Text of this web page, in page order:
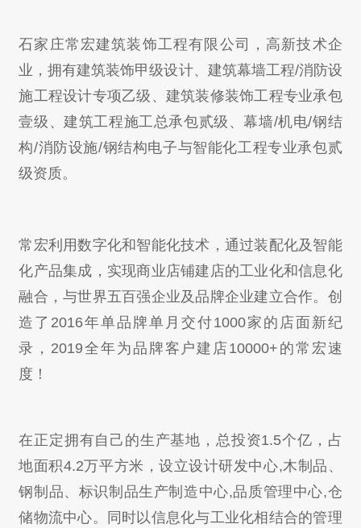
石家庄常宏建筑装饰工程有限公司，高新技术企
业，拥有建筑装饰甲级设计、建筑幕墙工程/消防设
施工程设计专项乙级、建筑装修装饰工程专业承包
壹级、建筑工程施工总承包贰级、幕墙/机电/钢结
构/消防设施/钢结构电子与智能化工程专业承包贰
级资质。
常宏利用数字化和智能化技术，通过装配化及智能
化产品集成，实现商业店铺建店的工业化和信息化
融合，与世界五百强企业及品牌企业建立合作。创
造了2016年单品牌单月交付1000家的店面新纪
录，2019全年为品牌客户建店10000+的常宏速
度！
在正定拥有自己的生产基地，总投资1.5个亿，占
地面积4.2万平方米，设立设计研发中心,木制品、
钢制品、标识制品生产制造中心,品质管理中心,仓
储物流中心。同时以信息化与工业化相结合的管理